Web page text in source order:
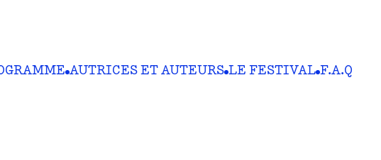
AUTRICES ET AUTEURS LE FESTIVAL F.A.Q